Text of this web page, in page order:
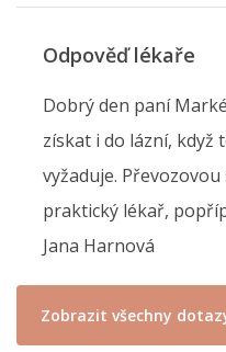
Odpověď lékaře
Dobrý den paní
získat i do lázní, když
vyžaduje.
praktický lékař,
Jana Harnová
Zobrazit všechny